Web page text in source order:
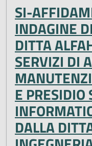
SI-
INDAGINE
DITTA
SERVIZI DI
E PRESIDIO
DALLA